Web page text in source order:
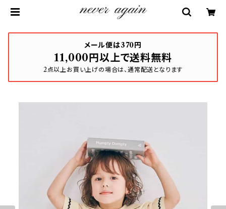
メール便は370円
11,000円以上で送料無料
2点以上お買い上げの場合は、通常配送となります